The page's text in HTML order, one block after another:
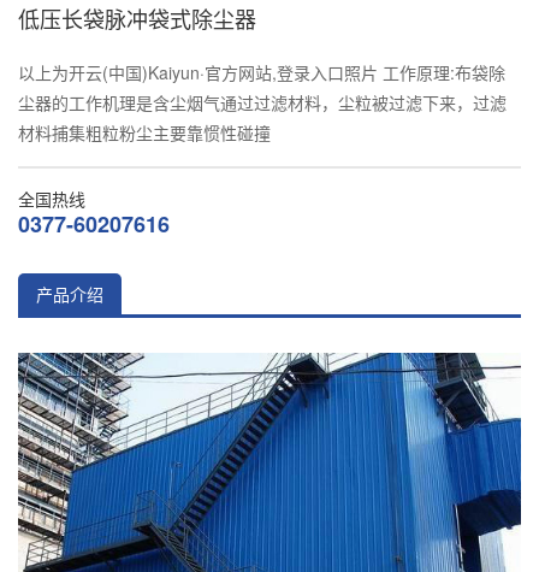
低压长袋脉冲袋式除尘器
以上为开云(中国)Kaiyun·官方网站,登录入口照片 工作原理:布袋除
尘器的工作机理是含尘烟气通过过滤材料，尘粒被过滤下来，过滤
材料捕集粗粒粉尘主要靠惯性碰撞
全国热线
0377-60207616
产品介绍